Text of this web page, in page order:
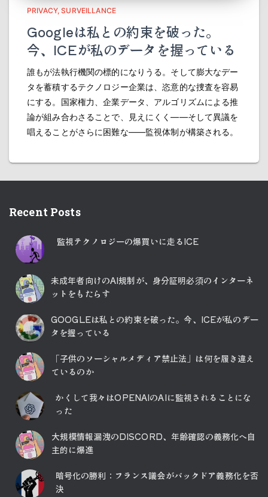
PRIVACY SURVEILLANCE
Googleは私との約束を破った。
今、ICEが私のデータを握っている
誰もが法執行機関の標的になりうる。そして膨大なデー
タを蓄積するテクノロジー企業は、恣意的な捜査を容易
にする。国家権力、企業データ、アルゴリズムによる推
論が組み合わさることで、見えにくく――そして異議を
唱えることがさらに困難な――監視体制が構築される。
Recent Posts
監視テクノロジーの爆買いに走るICE
未成年者向けのAI規制が、身分証明必須のインターネ
ットをもたらす
GOOGLEは私との約束を破った。今、ICEが私のデー
タを握っている
「子供のソーシャルメディア禁止法」は何を履き違え
ているのか
かくして我々はOPENAIのAIに監視されることにな
った
大規模情報漏洩のDISCORD、年齢確認の義務化へ自
主的に爆進
暗号化の勝利：フランス議会がバックドア義務化を否
決